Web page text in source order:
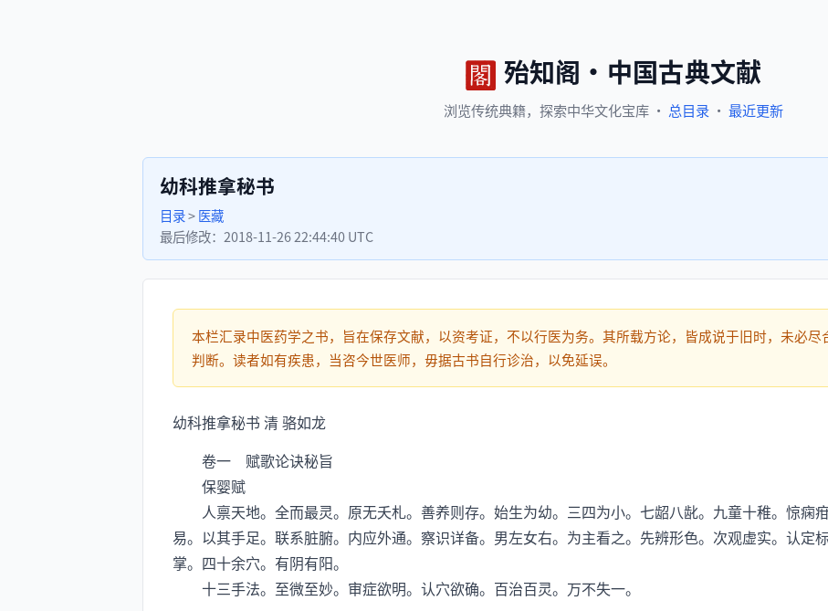
殆知阁 · 中国古典文献
浏览传统典籍， 探索中华文化宝库 · 总目录 · 最近更新
幼科推拿秘书
目录>医藏
最后修改： 2018-11-26 22:44:40 UTC
本栏汇录中医药学之书，旨在保存文献，以资考证，不以行医为务。其所载方论，皆成说于旧时，未必
判断。读者如有疾患，当咨今世医师，毋据古书自行诊治，以免延误。
幼科推拿秘书 清 骆如龙
卷一 赋歌论诀秘旨
保婴赋
人禀天地。全而最灵。原无夭札。善养则存。始生为幼。三四为小。七龆八龀。九童十稚。惊痫
易。以其手足。联系脏腑。内应外通。察识详备。男左女右。为主看之。先辨形色。次观虚实。认定
掌。四十余穴。有阴有阳。
十三手法。至微至妙。审症欲明。认穴欲确。百治百灵。万不失一。